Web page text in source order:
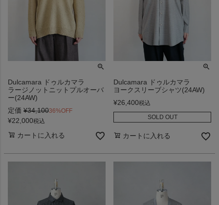
Dulcamara ドゥルカマラ
ラージノットニットプルオーバ
ー(24AW)
定価 ¥34,10036%OFF
¥22,000税込
カートに入れる
Dulcamara ドゥルカマラ
ヨークスリーブシャツ(24AW)
¥26,400税込
SOLD OUT
カートに入れる